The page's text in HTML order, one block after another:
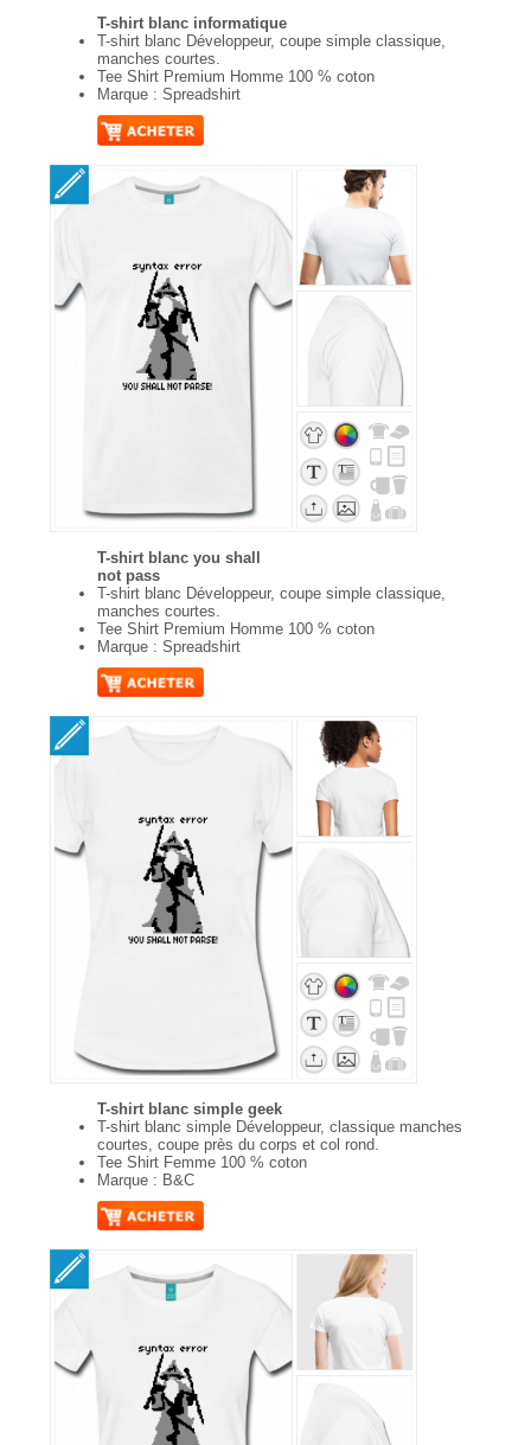
T-shirt blanc informatique
T-shirt blanc Développeur, coupe simple classique,
manches courtes.
Tee Shirt Premium Homme 100 % coton
Marque : Spreadshirt
T-shirt blanc you shall
not pass
T-shirt blanc Développeur, coupe simple classique,
manches courtes.
Tee Shirt Premium Homme 100 % coton
Marque : Spreadshirt
T-shirt blanc simple geek
T-shirt blanc simple Développeur, classique manches
courtes, coupe près du corps et col rond.
Tee Shirt Femme 100 % coton
Marque : B&C